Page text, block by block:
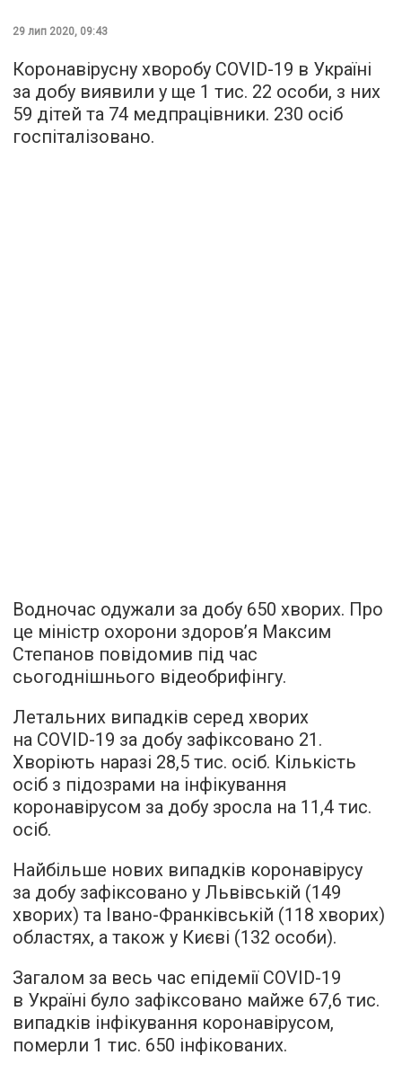
29 лип 2020, 09:43
Коронавірусну хворобу COVID-19 в Україні
за добу виявили у ще 1 тис. 22 особи, з них
59 дітей та 74 медпрацівники. 230 осіб
госпіталізовано.
Водночас одужали за добу 650 хворих. Про
це міністр охорони здоров’я Максим
Степанов повідомив під час
сьогоднішнього відеобрифінгу.
Летальних випадків серед хворих
на COVID-19 за добу зафіксовано 21.
Хворіють наразі 28,5 тис. осіб. Кількість
осіб з підозрами на інфікування
коронавірусом за добу зросла на 11,4 тис.
осіб.
Найбільше нових випадків коронавірусу
за добу зафіксовано у Львівській (149
хворих) та Івано-Франківській (118 хворих)
областях, а також у Києві (132 особи).
Загалом за весь час епідемії COVID-19
в Україні було зафіксовано майже 67,6 тис.
випадків інфікування коронавірусом,
померли 1 тис. 650 інфікованих.